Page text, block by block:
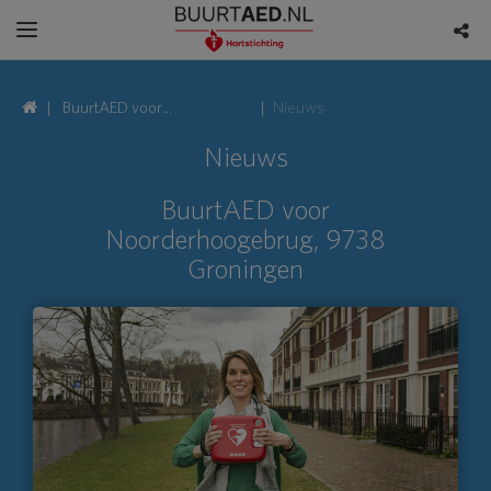
BuurtAED voor
Noorderhoogebrug, 9738
Nieuws
Nieuws
BuurtAED voor
Noorderhoogebrug, 9738
Groningen